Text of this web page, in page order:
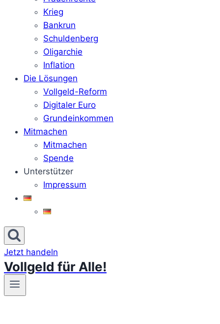
Krieg
Bankrun
Schuldenberg
Oligarchie
Inflation
Die Lösungen
Vollgeld-Reform
Digitaler Euro
Grundeinkommen
Mitmachen
Mitmachen
Spende
Unterstützer
Impressum
Jetzt handeln
Vollgeld für Alle!